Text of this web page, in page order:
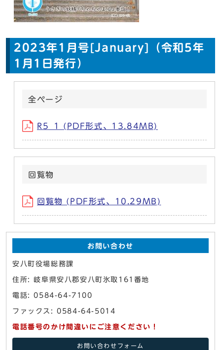
2023年1月号[January]（令和5年
1月1日発行）
全ページ
R5_1 (PDF形式、13.84MB)
回覧物
回覧物 (PDF形式、10.29MB)
お問い合わせ
安八町役場総務課
住所: 岐阜県安八郡安八町氷取161番地
電話: 0584-64-7100
ファックス: 0584-64-5014
電話番号のかけ間違いにご注意ください！
お問い合わせフォーム